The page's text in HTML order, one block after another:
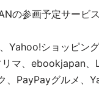
の参画予定サービ
Yahoo!ショッピン
マ、ebookjapan、
、PayPayグルメ、